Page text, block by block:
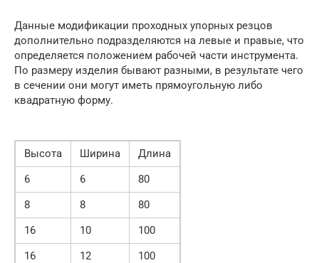
Данные модификации проходных упорных резцов
дополнительно подразделяются на левые и правые, что
определяется положением рабочей части инструмента.
По размеру изделия бывают разными, в результате чего
в сечении они могут иметь прямоугольную либо
квадратную форму.
Высота Ширина
Длина
6
6
80
8
8
80
16
10
100
16
12
100